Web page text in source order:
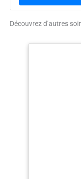
Découvrez d’autres